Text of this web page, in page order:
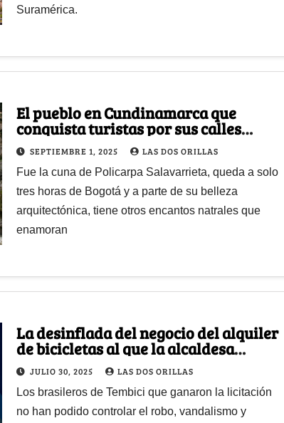
Suramérica.
El pueblo en Cundinamarca que
conquista turistas por sus calles
coloniales, cascadas y miradores
SEPTIEMBRE 1, 2025 LAS DOS ORILLAS
Fue la cuna de Policarpa Salavarrieta, queda a solo
tres horas de Bogotá y a parte de su belleza
arquitectónica, tiene otros encantos natrales que
enamoran
La desinflada del negocio del alquiler
de bicicletas al que la alcaldesa
Claudia López le apostó
JULIO 30, 2025 LAS DOS ORILLAS
Los brasileros de Tembici que ganaron la licitación
no han podido controlar el robo, vandalismo y